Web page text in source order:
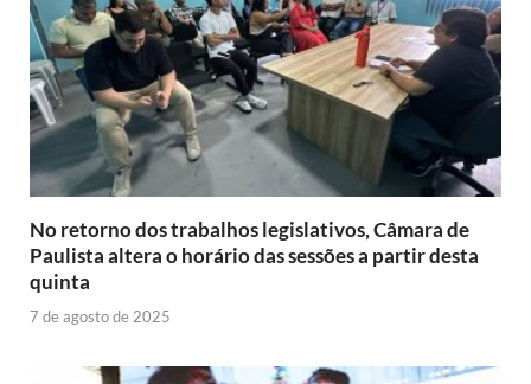
No retorno dos trabalhos legislativos, Câmara de
Paulista altera o horário das sessões a partir desta
quinta
7 de agosto de 2025